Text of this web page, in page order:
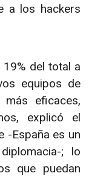
a los hackers
del total a
equipos de
eficaces,
explicó el
-España es un
; lo
que puedan